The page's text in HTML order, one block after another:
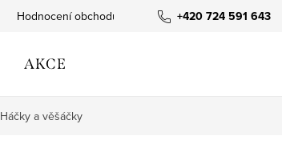
+420 724 591 643
Hodnocení obchodu
AKCE
Háčky a věšáčky